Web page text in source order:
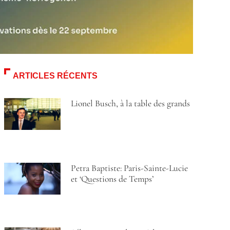
ARTICLES RÉCENTS
Lionel Busch, à la table des grands
Petra Baptiste: Paris-Sainte-Lucie
et ‘Questions de Temps’